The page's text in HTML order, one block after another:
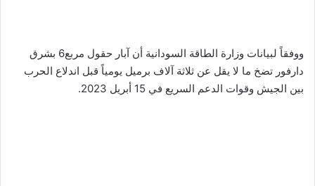
ووفقاً لبيانات وزارة الطاقة السودانية أن آبار حقول مربع6 بشرق
دارفور تضخ ما لا يقل عن ثلاثة آلاف برميل يومياً قبل اندلاع الحرب
بين الجيش وقوات الدعم السريع في 15 أبريل 2023.